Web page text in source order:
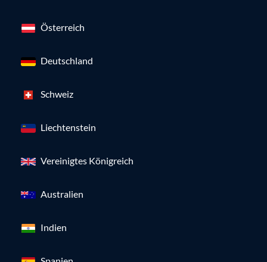
Österreich
Deutschland
Schweiz
Liechtenstein
Vereinigtes Königreich
Australien
Indien